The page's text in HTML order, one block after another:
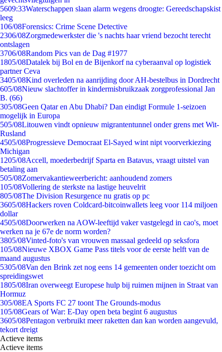
5609:33Waterschappen slaan alarm wegens droogte: Gereedschapskist
leeg
106/08Forensics: Crime Scene Detective
2306/08Zorgmedewerkster die 's nachts haar vriend bezocht terecht
ontslagen
3706/08Random Pics van de Dag #1977
1805/08Datalek bij Bol en de Bijenkorf na cyberaanval op logistiek
partner Ceva
3405/08Kind overleden na aanrijding door AH-bestelbus in Dordrecht
605/08Nieuw slachtoffer in kindermisbruikzaak zorgprofessional Jan
B. (66)
305/08Geen Qatar en Abu Dhabi? Dan eindigt Formule 1-seizoen
mogelijk in Europa
505/08Litouwen vindt opnieuw migrantentunnel onder grens met Wit-
Rusland
4505/08Progressieve Democraat El-Sayed wint nipt voorverkiezing
Michigan
1205/08Accell, moederbedrijf Sparta en Batavus, vraagt uitstel van
betaling aan
505/08Zomervakantieweerbericht: aanhoudend zomers
105/08Vollering de sterkste na lastige heuvelrit
805/08The Division Resurgence nu gratis op pc
3605/08Hackers roven Coldcard-bitcoinwallets leeg voor 114 miljoen
dollar
4505/08Doorwerken na AOW-leeftijd vaker vastgelegd in cao's, moet
werken na je 67e de norm worden?
3805/08Vinted-foto's van vrouwen massaal gedeeld op seksfora
105/08Nieuwe XBOX Game Pass titels voor de eerste helft van de
maand augustus
5305/08Van den Brink zet nog eens 14 gemeenten onder toezicht om
spreidingswet
1805/08Iran overweegt Europese hulp bij ruimen mijnen in Straat van
Hormuz
305/08EA Sports FC 27 toont The Grounds-modus
105/08Gears of War: E-Day open beta begint 6 augustus
3605/08Pentagon verbruikt meer raketten dan kan worden aangevuld,
tekort dreigt
Actieve items
Actieve items